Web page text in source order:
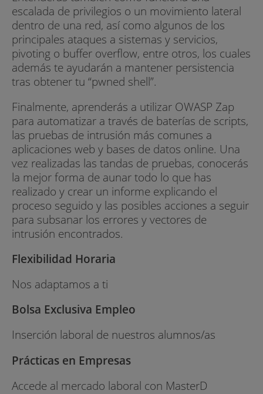
escalada de privilegios o un movimiento lateral
dentro de una red, así como algunos de los
principales ataques a sistemas y servicios,
pivoting o buffer overflow, entre otros, los cuales
además te ayudarán a mantener persistencia
tras obtener tu “pwned shell”.
Finalmente, aprenderás a utilizar OWASP Zap
para automatizar a través de baterías de scripts,
las pruebas de intrusión más comunes a
aplicaciones web y bases de datos online. Una
vez realizadas las tandas de pruebas, conocerás
la mejor forma de aunar todo lo que has
realizado y crear un informe explicando el
proceso seguido y las posibles acciones a seguir
para subsanar los errores y vectores de
intrusión encontrados.
Flexibilidad Horaria
Nos adaptamos a ti
Bolsa Exclusiva Empleo
Inserción laboral de nuestros alumnos/as
Prácticas en Empresas
Accede al mercado laboral con MasterD